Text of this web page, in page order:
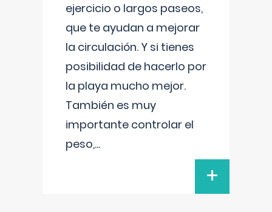
ejercicio o largos paseos,
que te ayudan a mejorar
la circulación. Y si tienes
posibilidad de hacerlo por
la playa mucho mejor.
También es muy
importante controlar el
peso,...
+